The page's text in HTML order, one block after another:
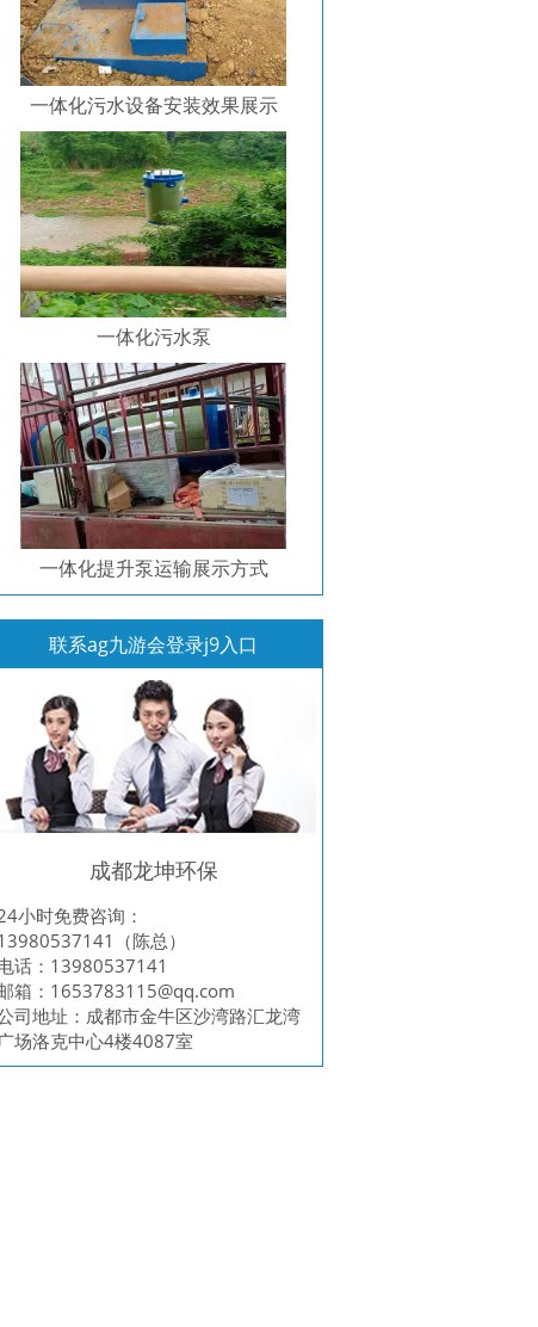
一体化污水设备安装效果展示
一体化污水泵
一体化提升泵运输展示方式
联系ag九游会登录j9入口
成都龙坤环保
小时免费咨询：
（陈总）
话：13980537141
箱： 1653783115@qq.com
司地址：成都市金牛区沙湾路汇龙湾
场洛克中心4楼4087室